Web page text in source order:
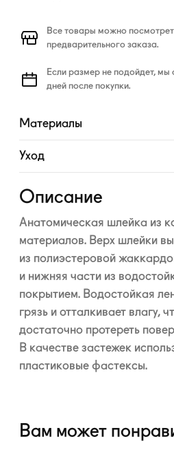
Все товары можно
предварительного заказа.
Если размер не подойдет, мы
дней после покупки.
Материалы
Развернуть
Уход
Развернуть
Описание
Анатомическая шлейка из
материалов. Верх шлейки
из полиэстеровой
и нижняя части из
покрытием. Водостойкая
грязь и отталкивает влагу,
достаточно протереть
В качестве застежек
пластиковые фастексы.
Вам может